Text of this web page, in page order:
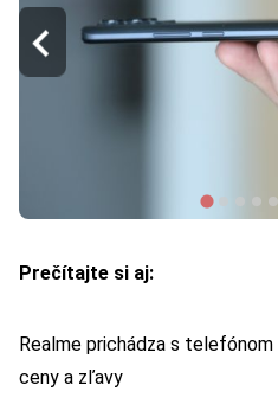
Prečítajte si aj:
Realme prichádza s
ceny a zľavy